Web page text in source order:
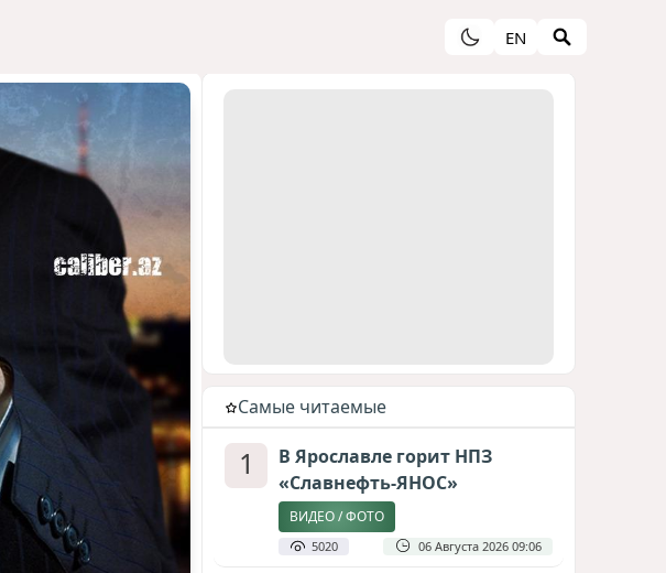
EN
Cамые читаемые
1
В Ярославле горит НПЗ
«Славнефть-ЯНОС»
ВИДЕО / ФОТО
5020 06 Августа 2026 09:06